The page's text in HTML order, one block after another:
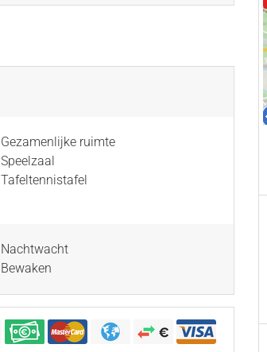
Gezamenlijke ruimte
Speelzaal
Tafeltennistafel
Nachtwacht
Bewaken